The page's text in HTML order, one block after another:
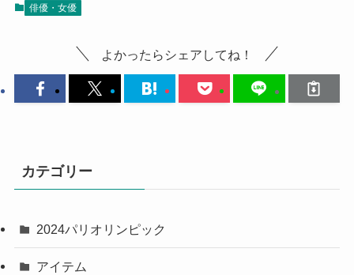
俳優・女優
よかったらシェアしてね！
カテゴリー
2024パリオリンピック
アイテム